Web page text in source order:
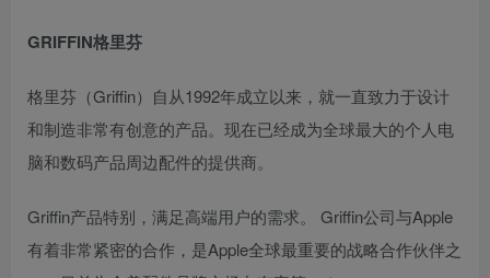
GRIFFIN格里芬
格里芬（Griffin）自从1992年成立以来，就一直致力于设计
和制造非常有创意的产品。现在已经成为全球最大的个人电
脑和数码产品周边配件的提供商。
Griffin产品特别，满足高端用户的需求。 Griffin公司与Apple
有着非常紧密的合作，是Apple全球最重要的战略合作伙伴之